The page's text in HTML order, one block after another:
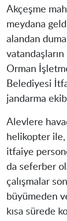
Akçeşme
meydana
alandan
Orman
Belediyesi
jandarma
Alevlere
helikopter ile,
itfaiye
da seferber
çalışmalar
büyümeden
kısa sürede